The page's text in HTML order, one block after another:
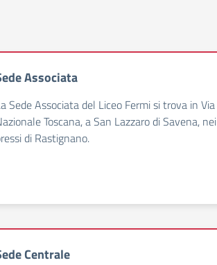
Associata
Sede Associata del Liceo Fermi si trova in Via
Toscana, a San Lazzaro di Savena, nei
di Rastignano.
Centrale